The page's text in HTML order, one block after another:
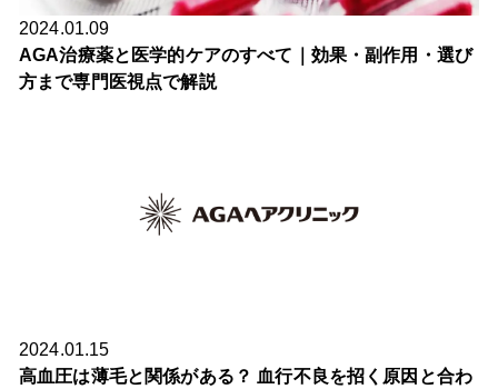
2024.01.09
AGA治療薬と医学的ケアのすべて｜効果・副作用・選び
方まで専門医視点で解説
2024.01.15
高血圧は薄毛と関係がある？ 血行不良を招く原因と合わ